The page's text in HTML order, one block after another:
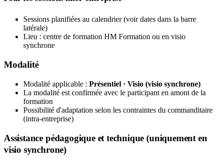
Sessions planifiées au calendrier (voir dates dans la barre
latérale)
Lieu : centre de formation HM Formation ou en visio
synchrone
Modalité
Modalité applicable : Présentiel · Visio (visio synchrone)
La modalité est confirmée avec le participant en amont de la
formation
Possibilité d'adaptation selon les contraintes du commanditaire
(intra-entreprise)
Assistance pédagogique et technique (uniquement en
visio synchrone)